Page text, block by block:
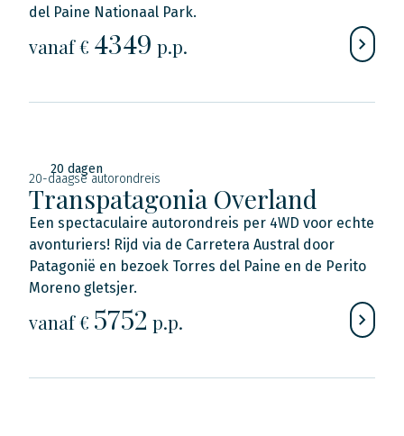
del Paine Nationaal Park.
vanaf € 4349 p.p.
20 dagen
20-daagse autorondreis
Transpatagonia Overland
Een spectaculaire autorondreis per 4WD voor echte
avonturiers! Rijd via de Carretera Austral door
Patagonië en bezoek Torres del Paine en de Perito
Moreno gletsjer.
vanaf € 5752 p.p.